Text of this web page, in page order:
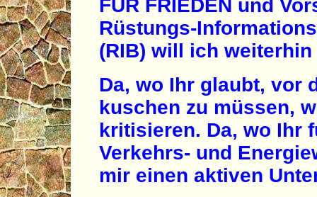
FÜR FRIEDEN und
Rüstungs-
(RIB) will ich
Da, wo Ihr glaubt, vor
kuschen zu müssen,
kritisieren. Da, wo Ihr
Verkehrs- und
mir einen aktiven